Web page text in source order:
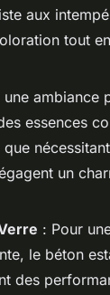
aux
tout
une ambiance
essences
que
un
: Pour
le béton
des